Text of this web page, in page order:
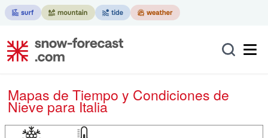
Mapas de Tiempo y Condiciones de
Nievepara Italia